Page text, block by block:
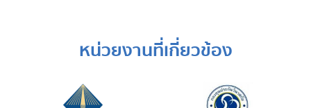
หน่วยงานที่เกี่ยวข้อง